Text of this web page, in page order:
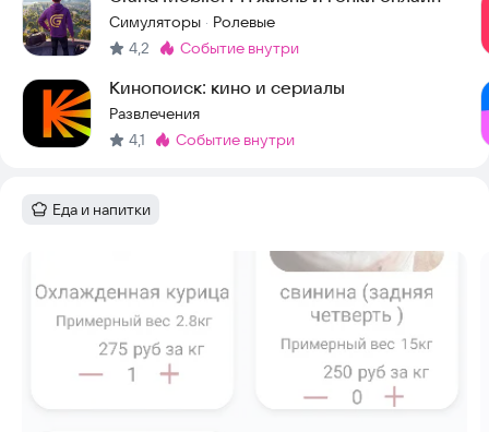
Симуляторы · Ролевые
4,2
Метка:
событие внутри
Кинопоиск: кино и сериалы
Развлечения
4,1
Метка:
событие внутри
Категория:
Еда и напитки